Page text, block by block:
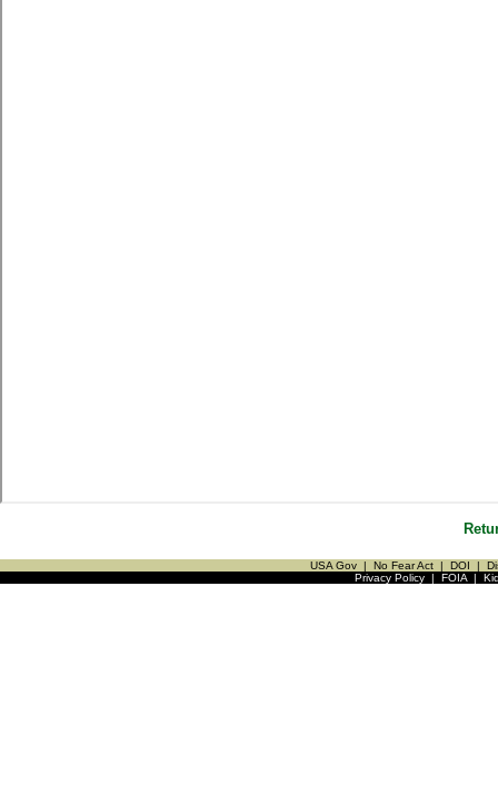
USA Gov | No Fear Act | DOI |
Privacy Policy| FOIA|